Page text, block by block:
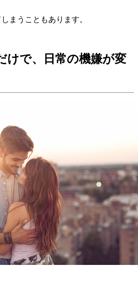
まうこともあります。
けで、日常の機嫌が変